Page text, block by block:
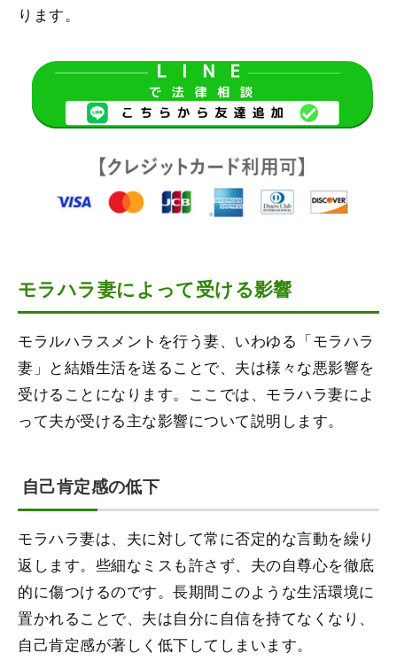
ります。
モラハラ妻によって受ける影響
モラルハラスメントを行う妻、いわゆる「モラハラ
妻」と結婚生活を送ることで、夫は様々な悪影響を
受けることになります。ここでは、モラハラ妻によ
って夫が受ける主な影響について説明します。
自己肯定感の低下
モラハラ妻は、夫に対して常に否定的な言動を繰り
返します。些細なミスも許さず、夫の自尊心を徹底
的に傷つけるのです。長期間このような生活環境に
置かれることで、夫は自分に自信を持てなくなり、
自己肯定感が著しく低下してしまいます。